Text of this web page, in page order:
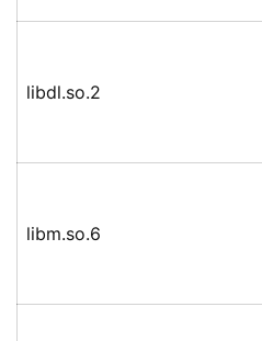
libdl.so.2
libm.so.6